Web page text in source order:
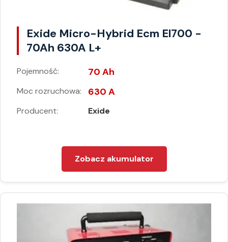
Exide Micro-Hybrid Ecm El700 -
70Ah 630A L+
Pojemność: 70 Ah
Moc rozruchowa: 630 A
Producent: Exide
Zobacz akumulator